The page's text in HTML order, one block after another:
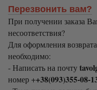
Перезвонить вам?
При получении заказа
несоответствия?
Для оформления
необходимо:
- Написать на почту
номер ++38(093)355-08-